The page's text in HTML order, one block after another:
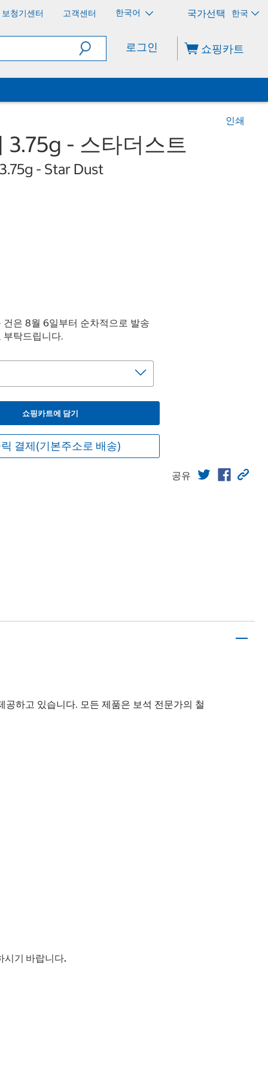
보청기센터 고객센터 한국어 한국
로그인 쇼핑카트
인쇄
3.75g - 스타더스트
- Star Dust
은 8월 6일부터 순차적으로 발송
부탁드립니다.
쇼핑카트에 담기
결제(기본주소로 배송)
공유
하고 있습니다. 모든 제품은 보석 전문가의 철
시기 바랍니다.